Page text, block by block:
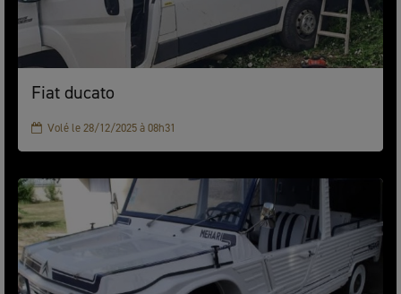
Fiat ducato
Volé le 28/12/2025 à 08h31